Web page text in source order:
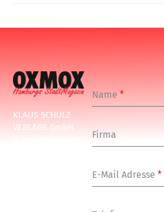
KLAUS SCHULZ
VERLAGS GmbH
Name*
Firma
E-Mail Adresse*